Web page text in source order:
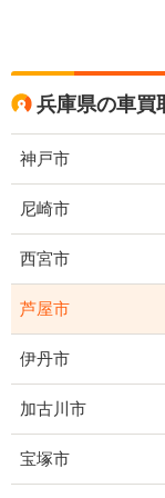
兵庫県の車買
神戸市
尼崎市
西宮市
芦屋市
伊丹市
加古川市
宝塚市